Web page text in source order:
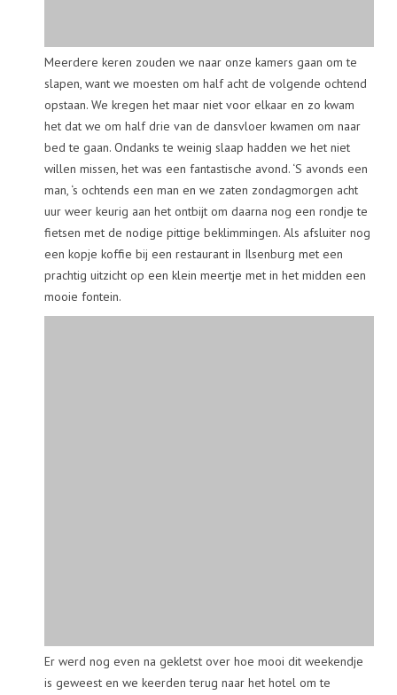
Meerdere keren zouden we naar onze kamers gaan om te
slapen, want we moesten om half acht de volgende ochtend
opstaan. We kregen het maar niet voor elkaar en zo kwam
het dat we om half drie van de dansvloer kwamen om naar
bed te gaan. Ondanks te weinig slaap hadden we het niet
willen missen, het was een fantastische avond. ‘S avonds een
man, ‘s ochtends een man en we zaten zondagmorgen acht
uur weer keurig aan het ontbijt om daarna nog een rondje te
fietsen met de nodige pittige beklimmingen. Als afsluiter nog
een kopje koffie bij een restaurant in Ilsenburg met een
prachtig uitzicht op een klein meertje met in het midden een
mooie fontein.
Er werd nog even na gekletst over hoe mooi dit weekendje
is geweest en we keerden terug naar het hotel om te